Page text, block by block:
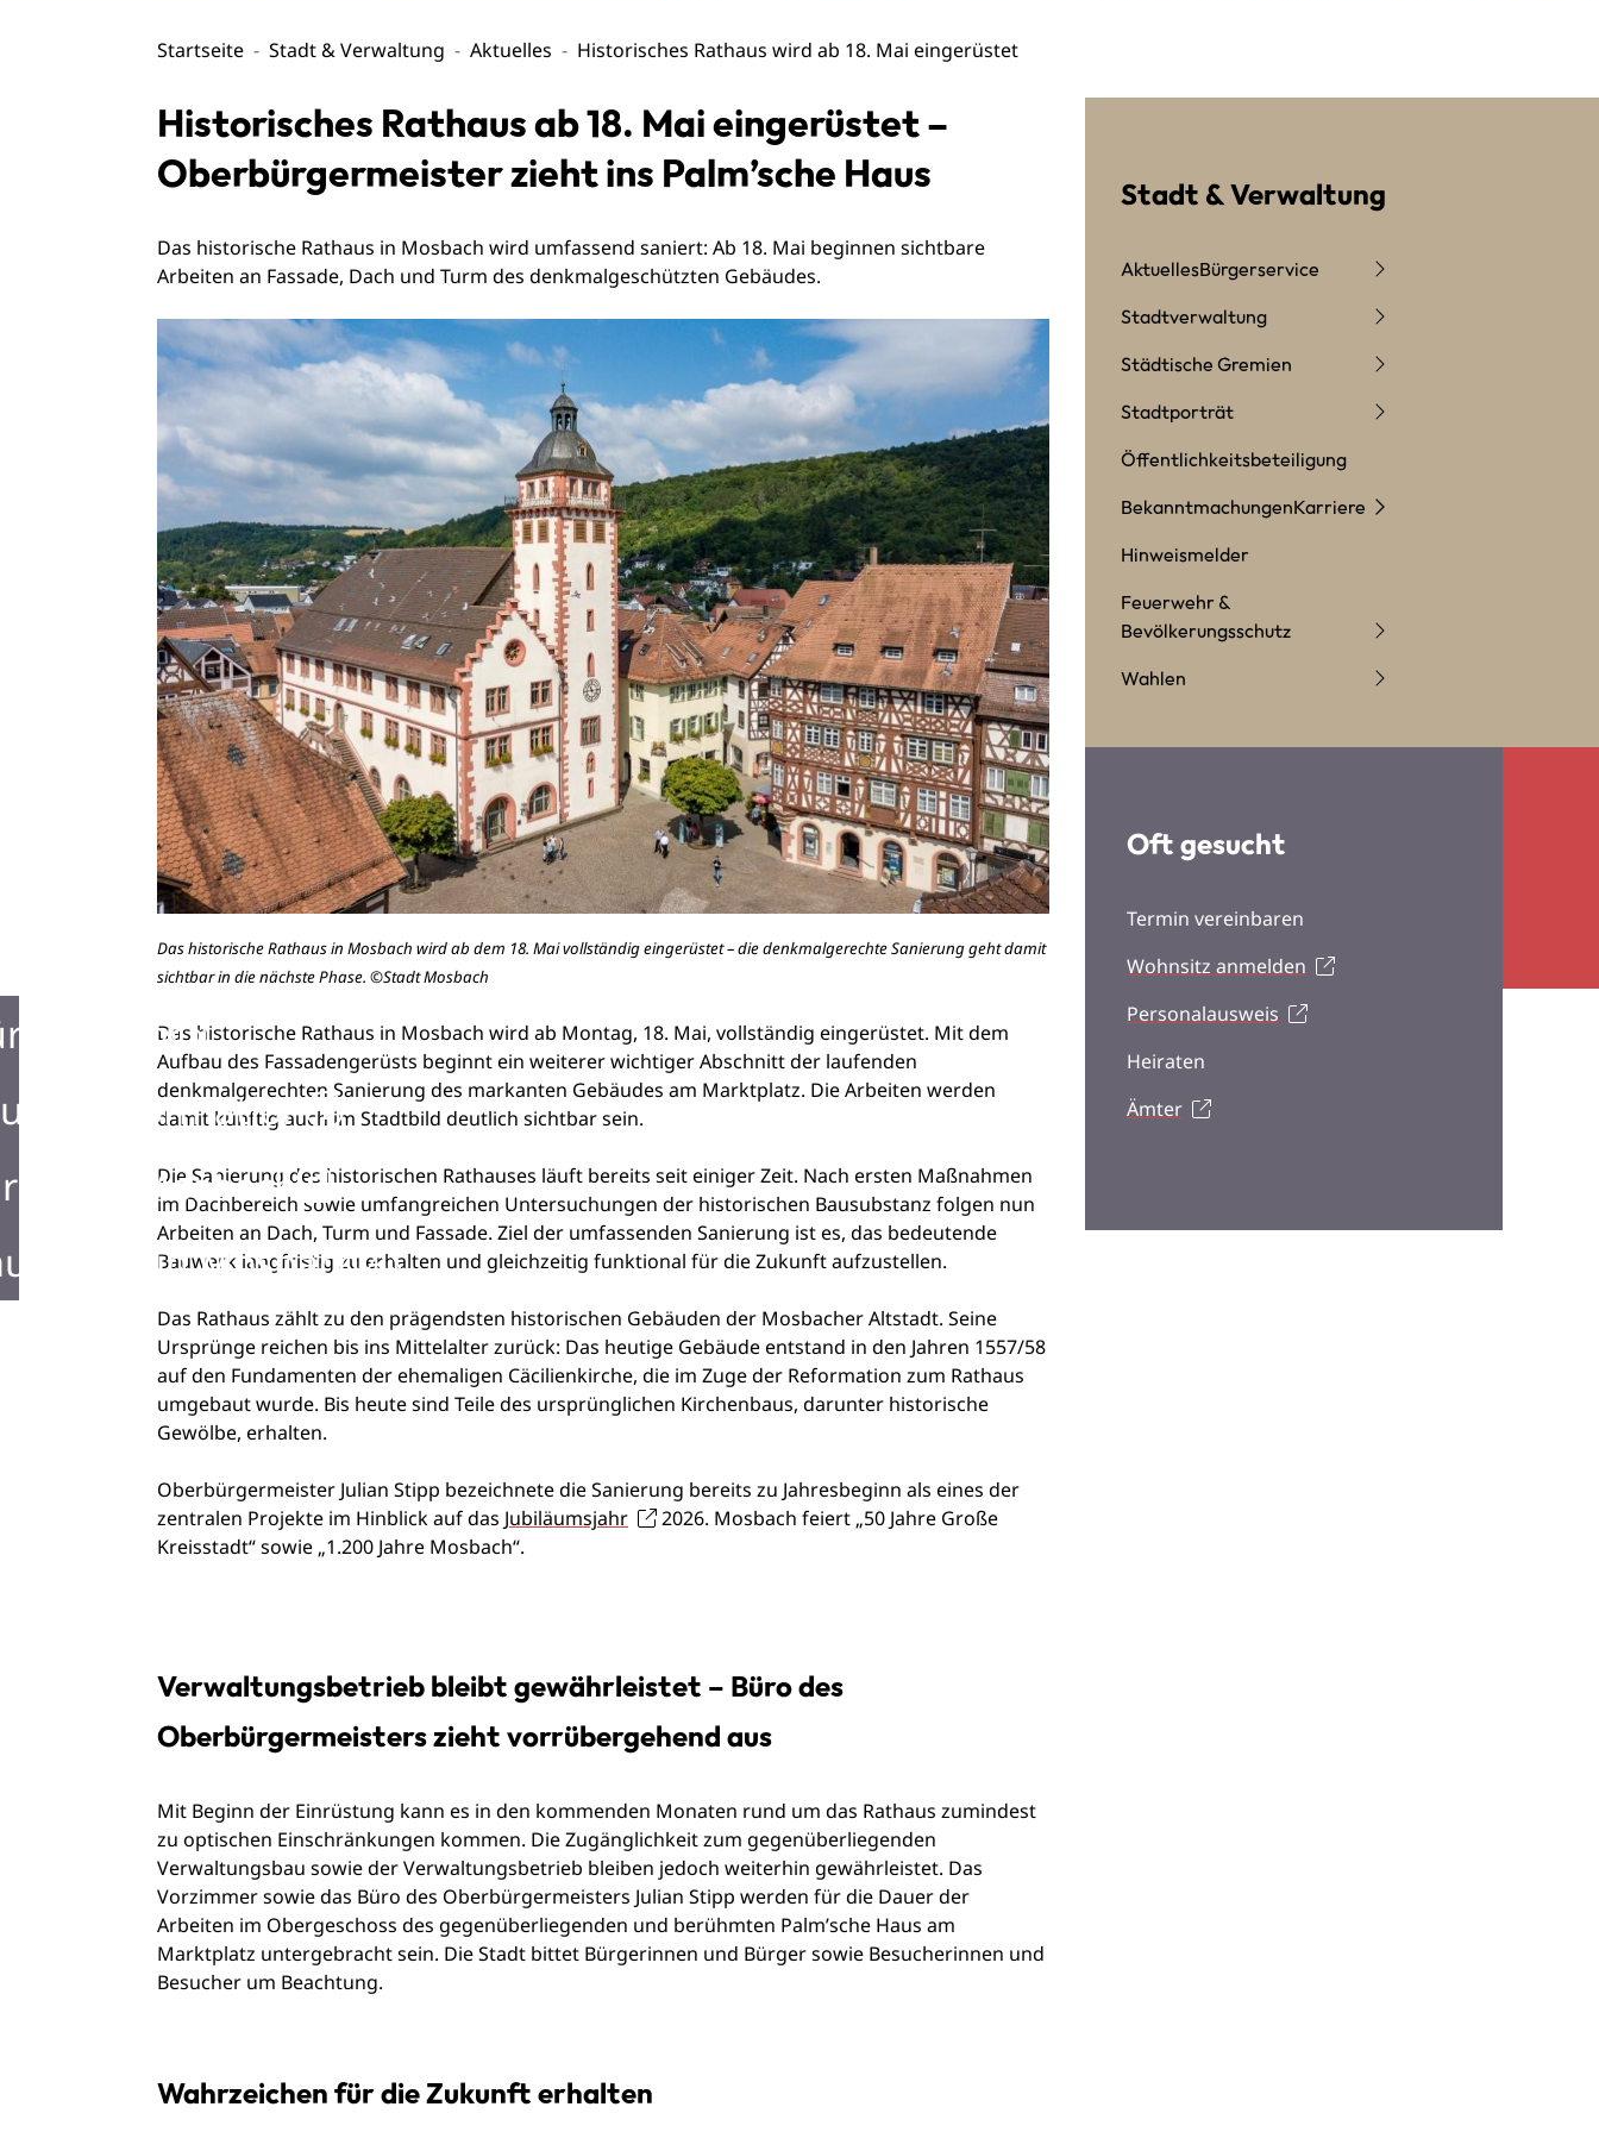
Startseite Stadt & Verwaltung Aktuelles Historisches Rathaus wird ab 18. Mai eingerüstet
Information
in Mosbach
in Mosbach
Historisches Rathaus ab 18. Mai eingerüstet –
Oberbürgermeister zieht ins Palm’sche Haus
Das historische Rathaus in Mosbach wird umfassend saniert: Ab 18. Mai beginnen sichtbare
Arbeiten an Fassade, Dach und Turm des denkmalgeschützten Gebäudes.
Das historische Rathaus in Mosbach wird ab dem 18. Mai vollständig eingerüstet – die denkmalgerechte Sanierung geht damit
sichtbar in die nächste Phase. ©Stadt Mosbach
Das historische Rathaus in Mosbach wird ab Montag, 18. Mai, vollständig eingerüstet. Mit dem
Aufbau des Fassadengerüsts beginnt ein weiterer wichtiger Abschnitt der laufenden
denkmalgerechten Sanierung des markanten Gebäudes am Marktplatz. Die Arbeiten werden
damit künftig auch im Stadtbild deutlich sichtbar sein.
Die Sanierung des historischen Rathauses läuft bereits seit einiger Zeit. Nach ersten Maßnahmen
im Dachbereich sowie umfangreichen Untersuchungen der historischen Bausubstanz folgen nun
Arbeiten an Dach, Turm und Fassade. Ziel der umfassenden Sanierung ist es, das bedeutende
Bauwerk langfristig zu erhalten und gleichzeitig funktional für die Zukunft aufzustellen.
Das Rathaus zählt zu den prägendsten historischen Gebäuden der Mosbacher Altstadt. Seine
Ursprünge reichen bis ins Mittelalter zurück: Das heutige Gebäude entstand in den Jahren 1557/58
auf den Fundamenten der ehemaligen Cäcilienkirche, die im Zuge der Reformation zum Rathaus
umgebaut wurde. Bis heute sind Teile des ursprünglichen Kirchenbaus, darunter historische
Gewölbe, erhalten.
Oberbürgermeister Julian Stipp bezeichnete die Sanierung bereits zu Jahresbeginn als eines der
zentralen Projekte im Hinblick auf das Jubiläumsjahr
2026. Mosbach feiert „50 Jahre Große
Kreisstadt“ sowie „1.200 Jahre Mosbach“.
Verwaltungsbetrieb bleibt gewährleistet – Büro des
Oberbürgermeisters zieht vorrübergehend aus
Mit Beginn der Einrüstung kann es in den kommenden Monaten rund um das Rathaus zumindest
zu optischen Einschränkungen kommen. Die Zugänglichkeit zum gegenüberliegenden
Verwaltungsbau sowie der Verwaltungsbetrieb bleiben jedoch weiterhin gewährleistet. Das
Vorzimmer sowie das Büro des Oberbürgermeisters Julian Stipp werden für die Dauer der
Arbeiten im Obergeschoss des gegenüberliegenden und berühmten Palm’sche Haus am
Marktplatz untergebracht sein. Die Stadt bittet Bürgerinnen und Bürger sowie Besucherinnen und
Besucher um Beachtung.
Wahrzeichen für die Zukunft erhalten
Stadt & Verwaltung
AktuellesBürgerservice
Stadtverwaltung
Städtische Gremien
Stadtporträt
Öffentlichkeitsbeteiligung
BekanntmachungenKarriere
Hinweismelder
Feuerwehr &
Bevölkerungsschutz
Wahlen
Oft gesucht
Termin vereinbaren
Wohnsitz anmelden
Personalausweis
Heiraten
Ämter